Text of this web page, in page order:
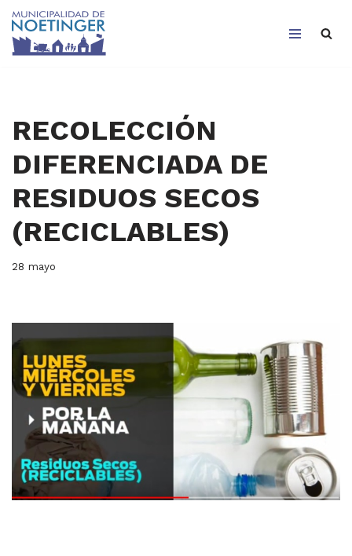
Saltar
RECOLECCIÓN
DIFERENCIADA DE
RESIDUOS SECOS
(RECICLABLES)
28 mayo